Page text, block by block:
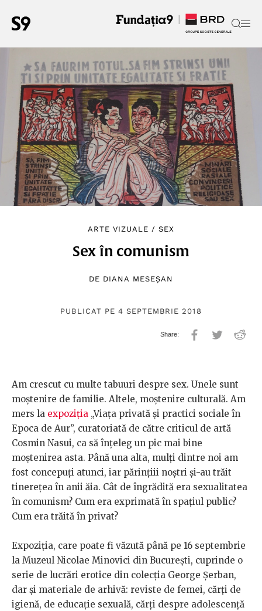
ARTE VIZUALE /SEX
Sex în comunism
DE DIANA MESEȘAN
PUBLICAT PE 4 SEPTEMBRIE 2018
Am crescut cu multe tabuuri despre sex. Unele sunt
moștenire de familie. Altele, moștenire culturală. Am
mers la expoziția „Viața privată și practici sociale în
Epoca de Aur”, curatoriată de către criticul de artă
Cosmin Nasui, ca să înțeleg un pic mai bine
moștenirea asta. Până una alta, mulți dintre noi am
fost concepuți atunci, iar părințiii noștri și-au trăit
tinerețea în anii ăia. Cât de îngrădită era sexualitatea
în comunism? Cum era exprimată în spațiul public?
Cum era trăită în privat?
Expoziția, care poate fi văzută până pe 16 septembrie
la Muzeul Nicolae Minovici din București, cuprinde o
serie de lucrări erotice din colecția George Șerban,
dar și materiale de arhivă: reviste de femei, cărți de
igienă, de educație sexuală, cărți despre adolescență